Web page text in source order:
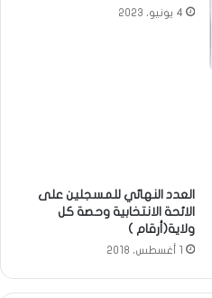
4 يونيو، 2023
العدد النهائي للمسجلين على
اﻻئحة اﻻنتخابية وحصة كل
ولاية(أرقام )
1 أغسطس، 2018